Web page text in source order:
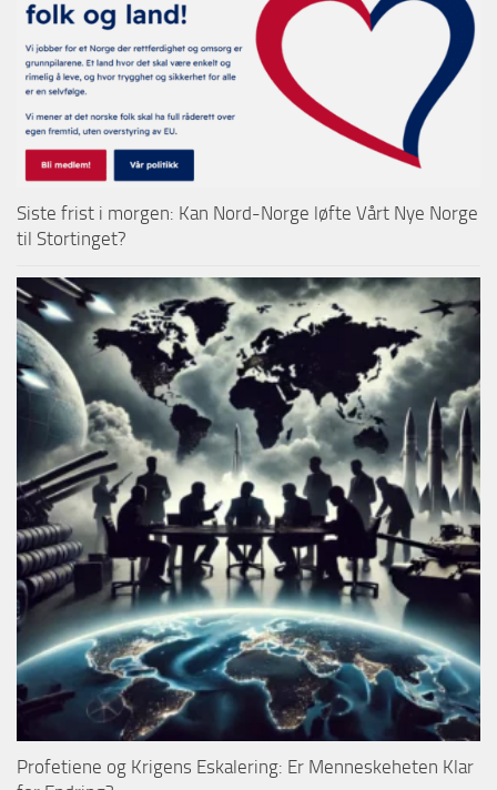
Siste frist i morgen: Kan Nord-Norge løfte Vårt Nye Norge
til Stortinget?
Profetiene og Krigens Eskalering: Er Menneskeheten Klar